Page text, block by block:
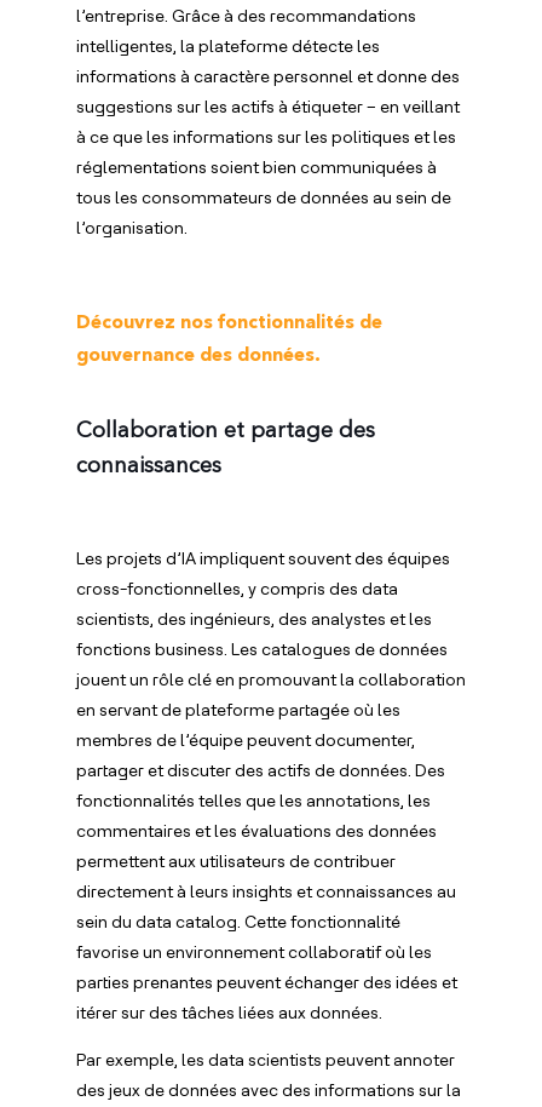
l’entreprise. Grâce à des recommandations
intelligentes, la plateforme détecte les
informations à caractère personnel et donne des
suggestions sur les actifs à étiqueter – en veillant
à ce que les informations sur les politiques et les
réglementations soient bien communiquées à
tous les consommateurs de données au sein de
l’organisation.
Découvrez nos fonctionnalités de
gouvernance des données.
Collaboration et partage des
connaissances
Les projets d’IA impliquent souvent des équipes
cross-fonctionnelles, y compris des data
scientists, des ingénieurs, des analystes et les
fonctions business. Les catalogues de données
jouent un rôle clé en promouvant la collaboration
en servant de plateforme partagée où les
membres de l’équipe peuvent documenter,
partager et discuter des actifs de données. Des
fonctionnalités telles que les annotations, les
commentaires et les évaluations des données
permettent aux utilisateurs de contribuer
directement à leurs insights et connaissances au
sein du data catalog. Cette fonctionnalité
favorise un environnement collaboratif où les
parties prenantes peuvent échanger des idées et
itérer sur des tâches liées aux données.
Par exemple, les data scientists peuvent annoter
des jeux de données avec des informations sur la